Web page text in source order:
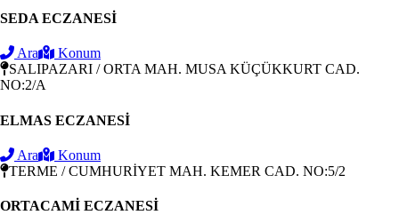
SEDA ECZANESİ
Ara
Konum
SALIPAZARI / ORTA MAH. MUSA KÜÇÜKKURT CAD.
NO:2/A
ELMAS ECZANESİ
Ara
Konum
TERME / CUMHURİYET MAH. KEMER CAD. NO:5/2
ORTACAMİ ECZANESİ